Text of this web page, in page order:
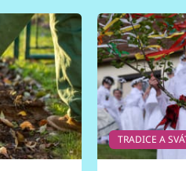
TRADICE A